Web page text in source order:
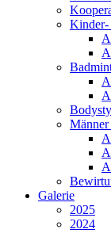
Kinder-
Galerie
2025
2024